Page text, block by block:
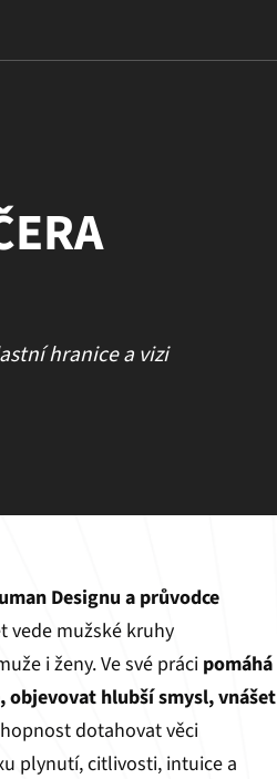
hranice a vizi
Designu a průvodce
vede mužské kruhy
i ženy. Ve své prácipomáhá
objevovat hlubší smysl, vnášet
dotahovat věci
plynutí, citlivosti, intuice a